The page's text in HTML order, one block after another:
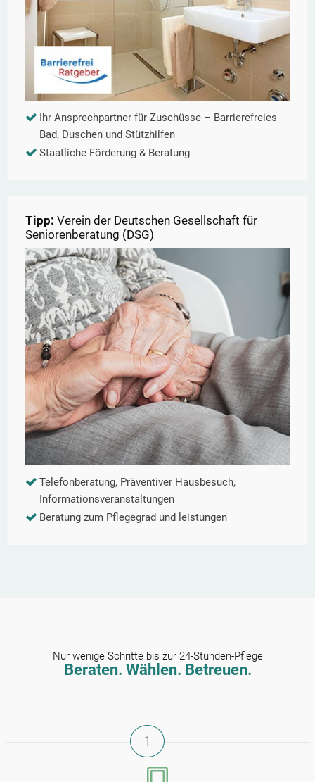
Ihr Ansprechpartner für Zuschüsse – Barrierefreies
Bad, Duschen und Stützhilfen
Staatliche Förderung & Beratung
Tipp: Verein der Deutschen Gesellschaft für
Seniorenberatung (DSG)
Telefonberatung, Präventiver Hausbesuch,
Informationsveranstaltungen
Beratung zum Pflegegrad und leistungen
Nur wenige Schritte bis zur 24-Stunden-Pflege
Beraten. Wählen. Betreuen.
1